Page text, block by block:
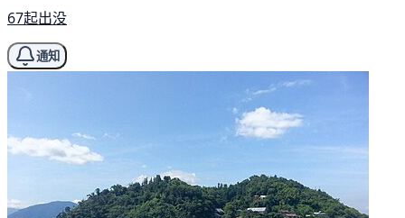
67起出没
通知